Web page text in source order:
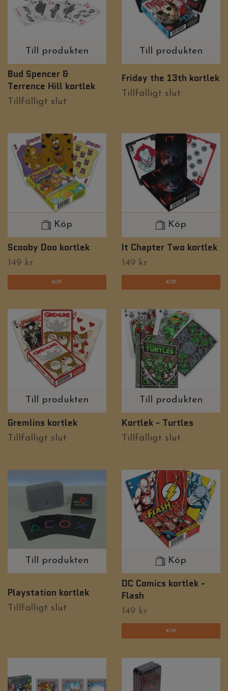
Till produkten
Bud Spencer &
Terrence Hill kortlek
Tillfälligt slut
Till produkten
Friday the 13th kortlek
Tillfälligt slut
Köp
Scooby Doo kortlek
149 kr
Köp
It Chapter Two kortlek
149 kr
Till produkten
Gremlins kortlek
Tillfälligt slut
Till produkten
Kortlek - Turtles
Tillfälligt slut
Till produkten
Playstation kortlek
Tillfälligt slut
Köp
DC Comics kortlek -
Flash
149 kr